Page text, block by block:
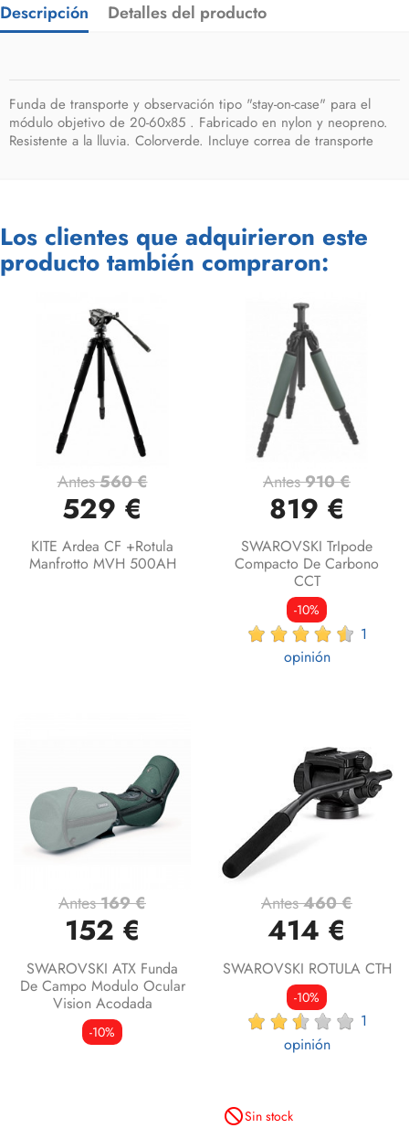
Descripción Detalles del producto
Funda de transporte y observación tipo "stay-on-case" para el
módulo objetivo de 20-60x85 . Fabricado en nylon y neopreno.
Resistente a la lluvia. Colorverde. Incluye correa de transporte
Los clientes que adquirieron este
producto también compraron:
Antes560 €
529 €
KITE Ardea CF +Rotula
Manfrotto MVH 500AH
Antes910 €
819 €
SWAROVSKI TrIpode
Compacto De Carbono
CCT
-10%
1
opinión
Antes169 €
152 €
SWAROVSKI ATX Funda
De Campo Modulo Ocular
Vision Acodada
-10%
Antes460 €
414 €
SWAROVSKI ROTULA CTH
-10%
1
opinión
not_interestedSin stock